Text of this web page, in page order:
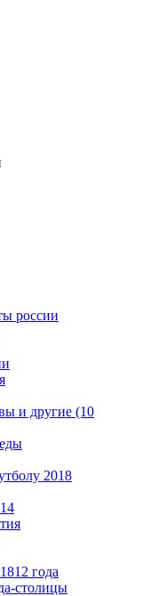
россии
и другие (10
2018
года
столицы